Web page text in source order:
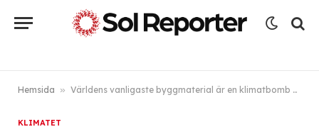
Hemsida » Världens vanligaste byggmaterial är en klimatbomb – och lösningen dröjer
KLIMATET